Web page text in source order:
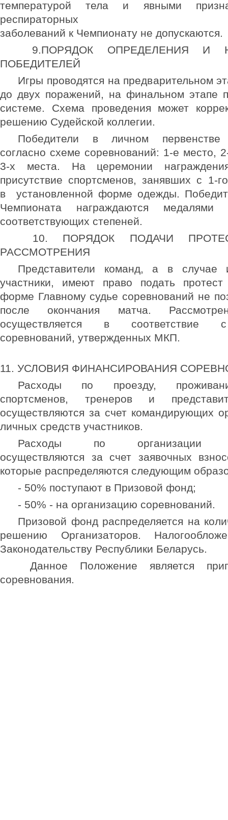
температурой тела и явными
респираторных
заболеваний к Чемпионату не допускаются.
9.ПОРЯДОК ОПРЕДЕЛЕНИЯ И
ПОБЕДИТЕЛЕЙ
Игры проводятся на предварительном
до двух поражений, на финальном этапе
системе. Схема проведения может
решению Судейской коллегии.
Победители в личном первенстве
согласно схеме соревнований: 1-е место,
3-х места. На церемонии
присутствие спортсменов, занявших с 1-
в установленной форме одежды.
Чемпионата награждаются
соответствующих степеней.
10. ПОРЯДОК ПОДАЧИ
РАССМОТРЕНИЯ
Представители команд, а в случае
участники, имеют право подать
форме Главному судье соревнований не
после окончания матча.
осуществляется в соответствие
соревнований, утвержденных МКП.
11. УСЛОВИЯ ФИНАНСИРОВАНИЯ
Расходы по проезду,
спортсменов, тренеров и
осуществляются за счет командирующих
личных средств участников.
Расходы по организации
осуществляются за счет заявочных
которые распределяются следующим
- 50% поступают в Призовой фонд;
- 50% - на организацию соревнований.
Призовой фонд распределяется на
решению Организаторов.
Законодательству Республики Беларусь.
Данное Положение является
соревнования.